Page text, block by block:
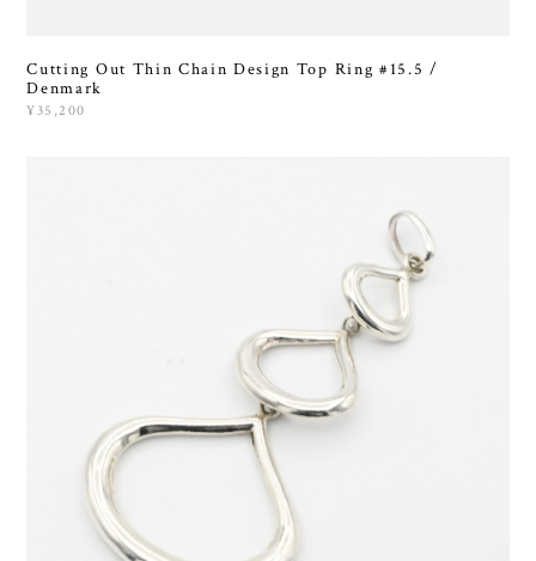
Cutting Out Thin Chain Design Top Ring #15.5 /
Denmark
¥35,200